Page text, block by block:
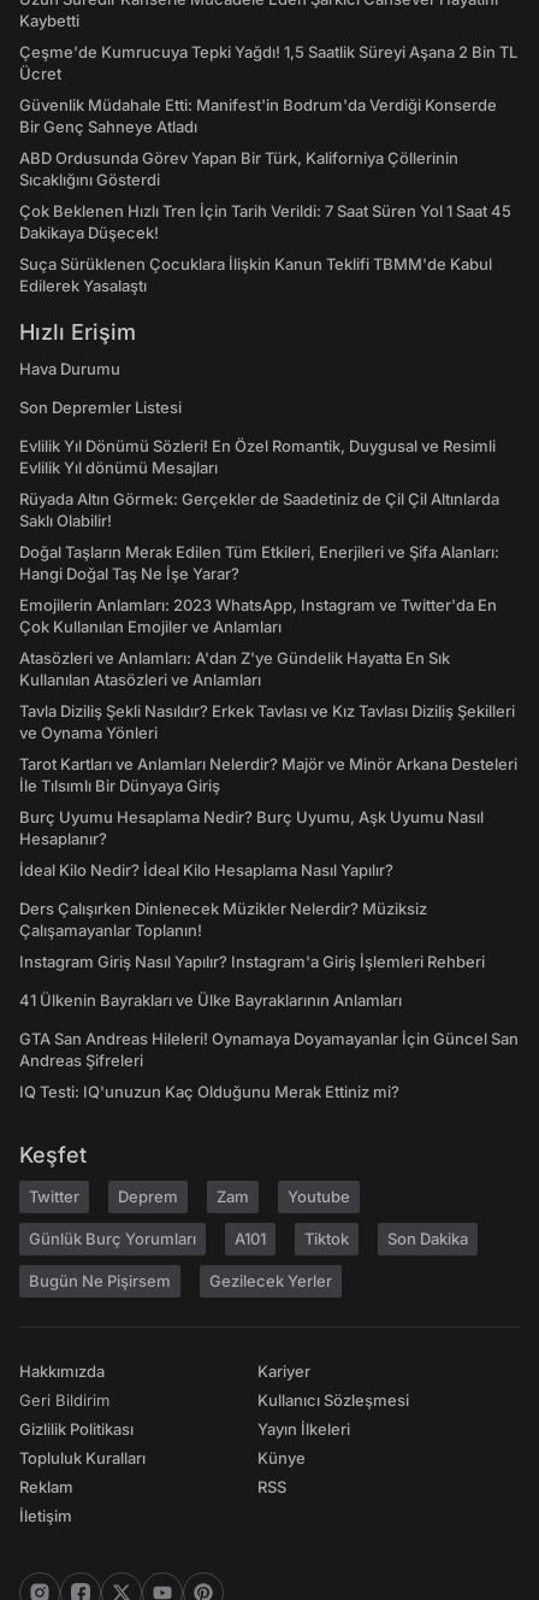
Kaybetti
Çeşme'de Kumrucuya Tepki Yağdı! 1,5 Saatlik Süreyi Aşana 2 Bin TL
Ücret
Güvenlik Müdahale Etti: Manifest'in Bodrum'da Verdiği Konserde
Bir Genç Sahneye Atladı
ABD Ordusunda Görev Yapan Bir Türk, Kaliforniya Çöllerinin
Sıcaklığını Gösterdi
Çok Beklenen Hızlı Tren İçin Tarih Verildi: 7 Saat Süren Yol 1 Saat 45
Dakikaya Düşecek!
Suça Sürüklenen Çocuklara İlişkin Kanun Teklifi TBMM'de Kabul
Edilerek Yasalaştı
Hızlı Erişim
Hava Durumu
Son Depremler Listesi
Evlilik Yıl Dönümü Sözleri! En Özel Romantik, Duygusal ve Resimli
Evlilik Yıl dönümü Mesajları
Rüyada Altın Görmek: Gerçekler de Saadetiniz de Çil Çil Altınlarda
Saklı Olabilir!
Doğal Taşların Merak Edilen Tüm Etkileri, Enerjileri ve Şifa Alanları:
Hangi Doğal Taş Ne İşe Yarar?
Emojilerin Anlamları: 2023 WhatsApp, Instagram ve Twitter'da En
Çok Kullanılan Emojiler ve Anlamları
Atasözleri ve Anlamları: A'dan Z'ye Gündelik Hayatta En Sık
Kullanılan Atasözleri ve Anlamları
Tavla Diziliş Şekli Nasıldır? Erkek Tavlası ve Kız Tavlası Diziliş Şekilleri
ve Oynama Yönleri
Tarot Kartları ve Anlamları Nelerdir? Majör ve Minör Arkana Desteleri
İle Tılsımlı Bir Dünyaya Giriş
Burç Uyumu Hesaplama Nedir? Burç Uyumu, Aşk Uyumu Nasıl
Hesaplanır?
İdeal Kilo Nedir? İdeal Kilo Hesaplama Nasıl Yapılır?
Ders Çalışırken Dinlenecek Müzikler Nelerdir? Müziksiz
Çalışamayanlar Toplanın!
Instagram Giriş Nasıl Yapılır? Instagram'a Giriş İşlemleri Rehberi
41 Ülkenin Bayrakları ve Ülke Bayraklarının Anlamları
GTA San Andreas Hileleri! Oynamaya Doyamayanlar İçin Güncel San
Andreas Şifreleri
IQ Testi: IQ'unuzun Kaç Olduğunu Merak Ettiniz mi?
Keşfet
Twitter Deprem Zam Youtube
Günlük Burç Yorumları A101 Tiktok Son Dakika
Bugün Ne Pişirsem Gezilecek Yerler
Hakkımızda
Geri Bildirim
Gizlilik Politikası
Topluluk Kuralları
Reklam
İletişim
Kariyer
Kullanıcı Sözleşmesi
Yayın İlkeleri
Künye
RSS